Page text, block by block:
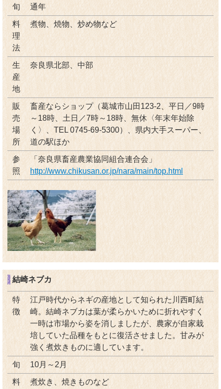
旬 通年
料
理
法
煮物、焼物、炒め物など
生
産
地
奈良県北部、中部
販
売
場
所
畜産ならショップ（葛城市山田123-2、平日／9時
～18時、土日／7時～18時、無休〈年末年始除
く〉、TEL 0745-69-5300）、県内大手スーパー、
道の駅ほか
参
照
「奈良県畜産農業協同組合連合会」
http://www.chikusan.or.jp/nara/main/top.html
結崎ネブカ
特
徴
江戸時代からネギの産地として知られた川西町結
崎。結崎ネブカは葉が柔らかいために折れやすく
一時は市場から姿を消しましたが、農家が自家栽
培していた品種をもとに復活させました。甘みが
強く煮炊きものに適しています。
旬 10月～2月
料
煮炊き、焼きものなど